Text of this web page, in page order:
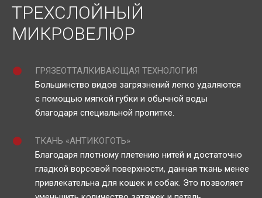
ТРЕХСЛОЙНЫЙ
МИКРОВЕЛЮР
ГРЯЗЕОТТАЛКИВАЮЩАЯ ТЕХНОЛОГИЯ
Большинство видов загрязнений легко удаляются
с помощью мягкой губки и обычной воды
благодаря специальной пропитке.
ТКАНЬ «АНТИКОГОТЬ»
Благодаря плотному плетению нитей и достаточно
гладкой ворсовой поверхности, данная ткань менее
привлекательна для кошек и собак. Это позволяет